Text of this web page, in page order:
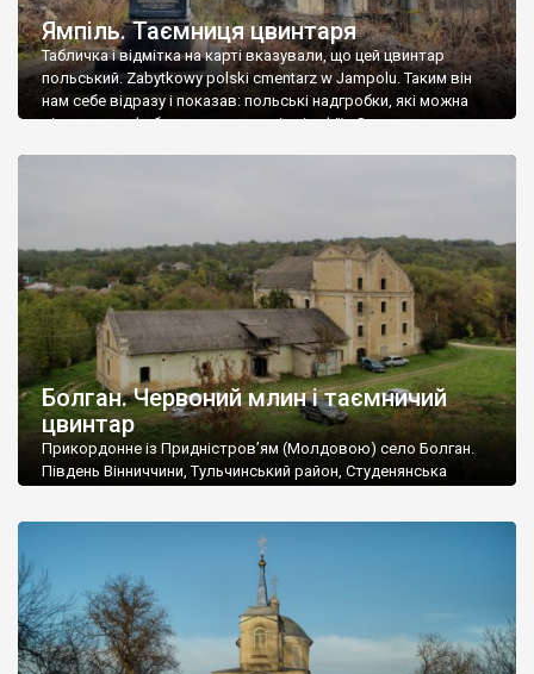
Ямпіль. Таємниця цвинтаря
Табличка і відмітка на карті вказували, що цей цвинтар
польський. Zabytkowy polski cmentarz w Jampolu. Таким він
нам себе відразу і показав: польські надгробки, які можна
віднести до фабричних, польські епітафії… Загалом цвинтар
Болган. Червоний млин і таємничий
цвинтар
Прикордонне із Придністров’ям (Молдовою) село Болган.
Південь Вінниччини, Тульчинський район, Студенянська
старовинний цвинтар із кам’яними хрестами. Всі епітафії, які
збереглися, написані кирилицею, церковнослов’янською
мовою. За всіма традиційними ознаками – цвинтар
український. Хрести датуються 19 століттям. У 1924-1940
роках Болган […]